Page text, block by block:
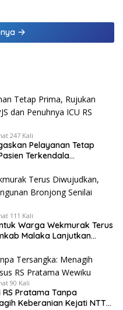
Malaka
247 Kali
Pelayanan Tetap
Terkendala
111 Kali
Warga Wekmurak Terus
Malaka Lanjutkan
90 Kali
Pratama Tanpa
Keberanian Kejati NTT